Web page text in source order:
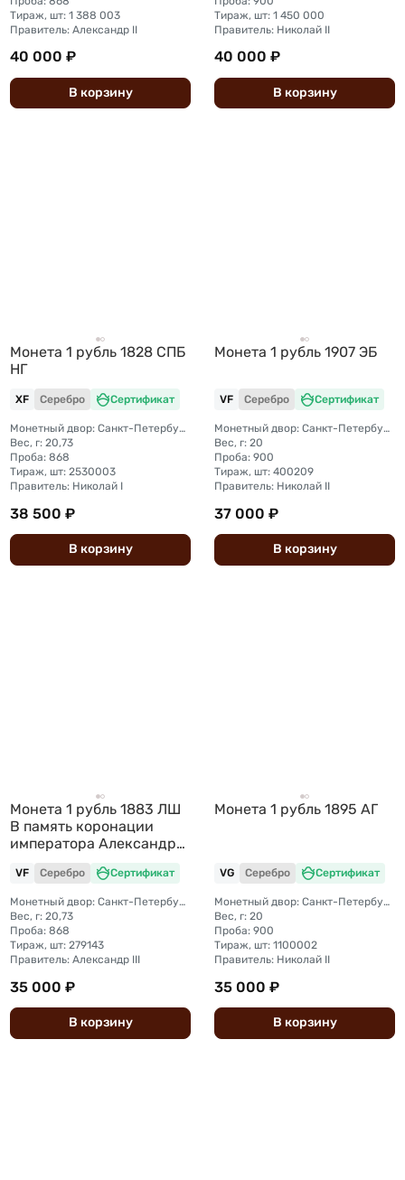
Тираж, шт: 1 388 003
Правитель: Александр II
40 000 ₽
В корзину
Тираж, шт: 1 450 000
Правитель: Николай II
40 000 ₽
В корзину
Монета 1 рубль 1828 СПБ
НГ
XF Серебро Сертификат
Монетный двор: Санкт-Петербургский монетный двор
Вес, г: 20,73
Проба: 868
Тираж, шт: 2530003
Правитель: Николай I
38 500 ₽
В корзину
Монета 1 рубль 1907 ЭБ
VF Серебро Сертификат
Монетный двор: Санкт-Петербургский монетный двор
Вес, г: 20
Проба: 900
Тираж, шт: 400209
Правитель: Николай II
37 000 ₽
В корзину
Монета 1 рубль 1883 ЛШ
В память коронации
императора Александра
VF Серебро Сертификат
Монетный двор: Санкт-Петербургский монетный двор
Вес, г: 20,73
Проба: 868
Тираж, шт: 279143
Правитель: Александр III
35 000 ₽
В корзину
Монета 1 рубль 1895 АГ
VG Серебро Сертификат
Монетный двор: Санкт-Петербургский монетный двор
Вес, г: 20
Проба: 900
Тираж, шт: 1100002
Правитель: Николай II
35 000 ₽
В корзину